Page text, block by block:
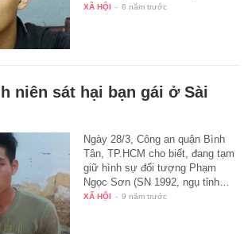
XÃ HỘI - 6 năm trước
niên sát hại bạn gái ở Sài
Ngày 28/3, Công an quận Bình
Tân, TP.HCM cho biết, đang tạm
giữ hình sự đối tượng Phạm
Ngọc Sơn (SN 1992, ngụ tỉnh…
XÃ HỘI - 9 năm trước